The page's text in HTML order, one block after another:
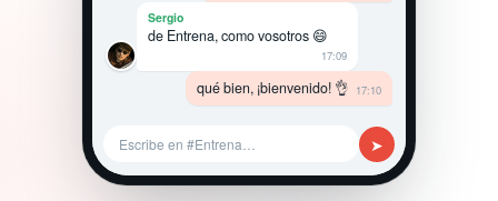
Sergio
de Entrena, como vosotros 😄
17:09
qué bien, ¡bienvenido! 👌 17:10
Escribe en #Entrena… ➤